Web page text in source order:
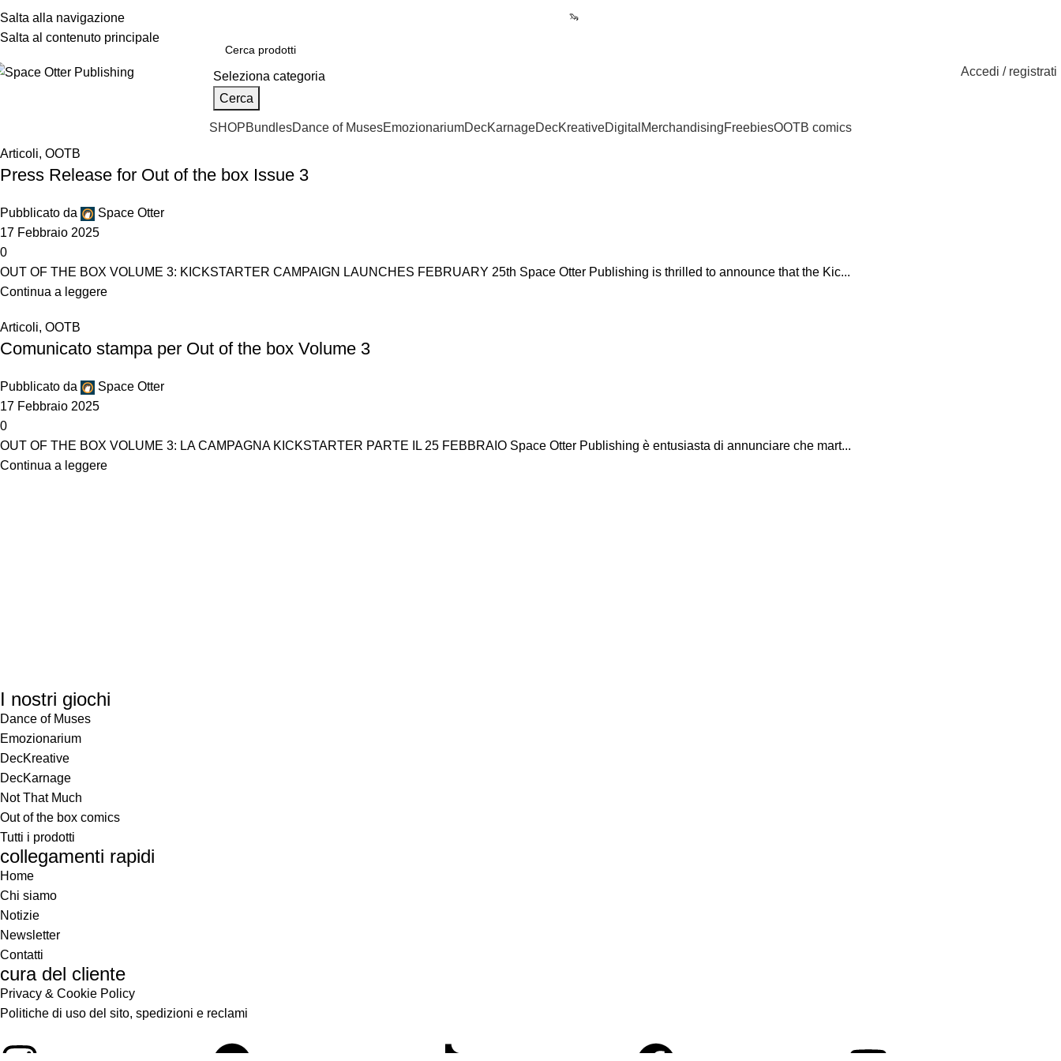
Salta alla navigazione
Salta al contenuto principale
Chi siamoNotizieNewsletter 🦦Scopri la nostra novità: EMOZIONARIUM!
Seleziona categoria
Cerca
Accedi / registrati
SHOPBundlesDance of MusesEmozionariumDecKarnageDecKreativeDigital MerchandisingFreebiesOOTB comics
Articoli, OOTB
Press Release for Out of the box Issue 3
Pubblicato da
Space Otter
17 Febbraio 2025
0
OUT OF THE BOX VOLUME 3: KICKSTARTER CAMPAIGN LAUNCHES FEBRUARY 25th Space Otter Publishing is thrilled to announce that the Kic...
Continua a leggere
Articoli, OOTB
Comunicato stampa per Out of the box Volume 3
Pubblicato da
Space Otter
17 Febbraio 2025
0
OUT OF THE BOX VOLUME 3: LA CAMPAGNA KICKSTARTER PARTE IL 25 FEBBRAIO Space Otter Publishing è entusiasta di annunciare che mart...
Continua a leggere
I nostri giochi
Dance of Muses
Emozionarium
DecKreative
DecKarnage
Not That Much
Out of the box comics
Tutti i prodotti
collegamenti rapidi
Home
Chi siamo
Notizie
Newsletter
Contatti
cura del cliente
Privacy & Cookie Policy
Politiche di uso del sito, spedizioni e reclami